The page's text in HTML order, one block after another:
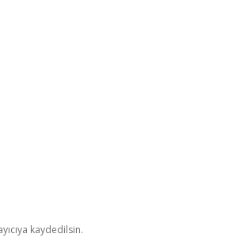
kaydedilsin.